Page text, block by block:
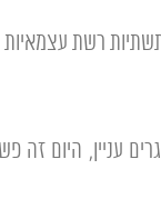
היום זה